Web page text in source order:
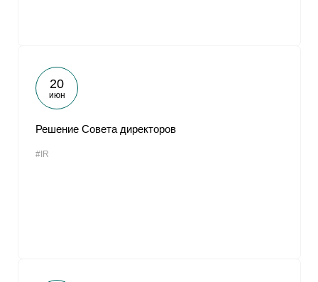
20
июн
Решение Совета директоров
#IR